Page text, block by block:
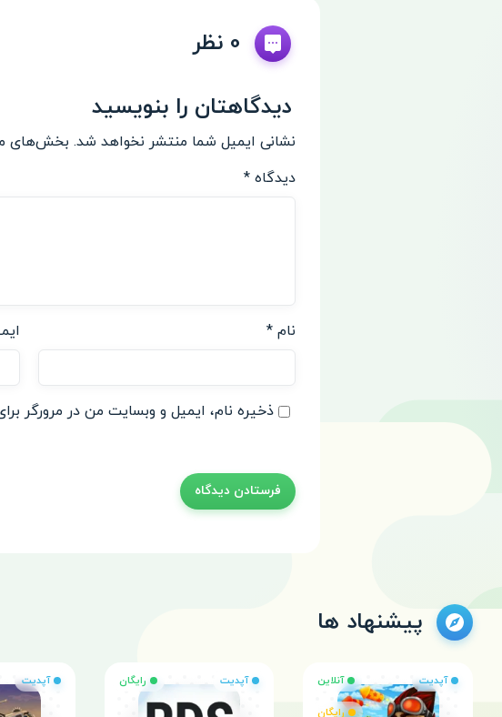
0 نظر
دیدگاهتان را بنویسید
نشانی ایمیل شما منتشر نخواهد شد. بخش‌های
دیدگاه *
نام *
ذخیره نام، ایمیل و وبسایت من در مرورگر
پیشنهاد ها
آپدیت آنلاین
رایگان
آپدیت رایگان آپدیت